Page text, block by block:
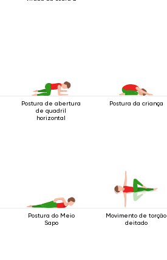
Postura de abertura
de quadril
horizontal
Postura da criança
Postura do Meio
Sapo
Movimento de torção
deitado